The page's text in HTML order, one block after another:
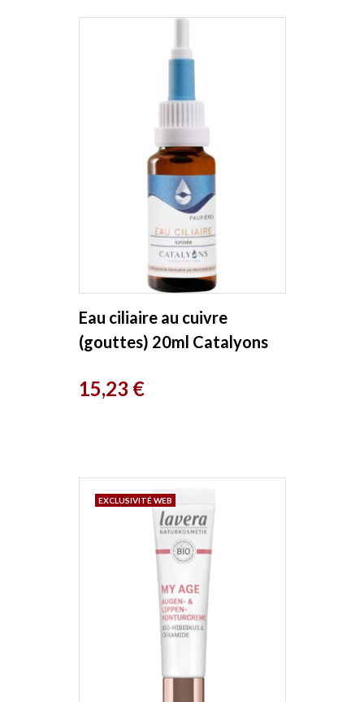
Eau ciliaire au cuivre
(gouttes) 20ml Catalyons
Prix
15,23 €
EXCLUSIVITÉ WEB